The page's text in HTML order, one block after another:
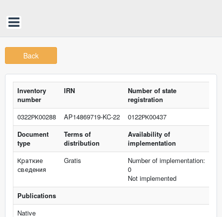
Back
Inventory
number
IRN
Number of state
registration
0322РК00288
AP14869719-KC-22
0122РК00437
Document
type
Terms of
distribution
Availability of
implementation
Краткие
сведения
Gratis
Number of implementation:
0
Not implemented
Publications
Native